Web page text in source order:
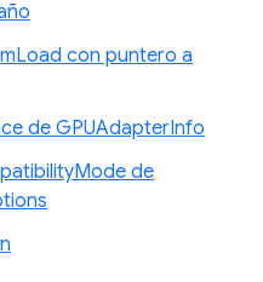
con puntero a
de GPUAdapterInfo
de